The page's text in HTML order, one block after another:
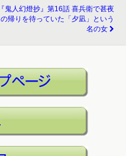
『鬼人幻燈抄』第16話 喜兵衛で甚夜
の帰りを待っていた「夕凪」という
名の女